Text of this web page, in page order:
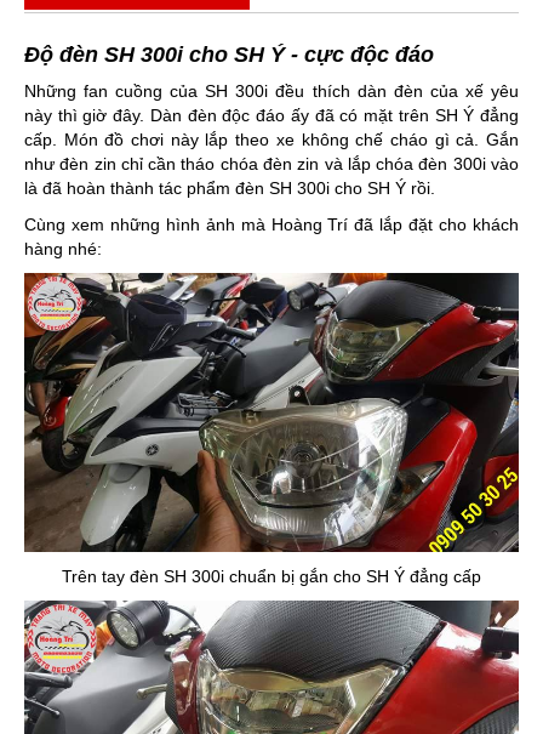
Độ đèn SH 300i cho SH Ý - cực độc đáo
Những fan cuồng của SH 300i đều thích dàn đèn của xế yêu
này thì giờ đây. Dàn đèn độc đáo ấy đã có mặt trên SH Ý đẳng
cấp. Món đồ chơi này lắp theo xe không chế cháo gì cả. Gắn
như đèn zin chỉ cần tháo chóa đèn zin và lắp chóa đèn 300i vào
là đã hoàn thành tác phẩm đèn SH 300i cho SH Ý rồi.
Cùng xem những hình ảnh mà Hoàng Trí đã lắp đặt cho khách
hàng nhé:
Trên tay đèn SH 300i chuẩn bị gắn cho SH Ý đẳng cấp